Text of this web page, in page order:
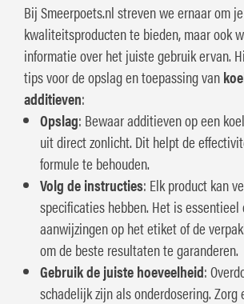
Bij Smeerpoets.nl streven we ernaar om
kwaliteitsproducten te bieden, maar ook
informatie over het juiste gebruik ervan.
tips voor de opslag en toepassing van
additieven:
Opslag: Bewaar additieven op een
uit direct zonlicht. Dit helpt de
formule te behouden.
Volg de instructies: Elk product kan
specificaties hebben. Het is essentieel
aanwijzingen op het etiket of de
om de beste resultaten te garanderen.
Gebruik de juiste hoeveelheid:
schadelijk zijn als onderdosering. Zorg